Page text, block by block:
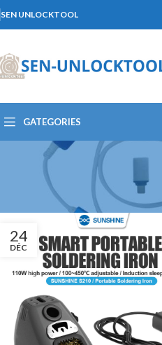
SEN UNLOCKTOOL
GATEGORIES
24
DÉC